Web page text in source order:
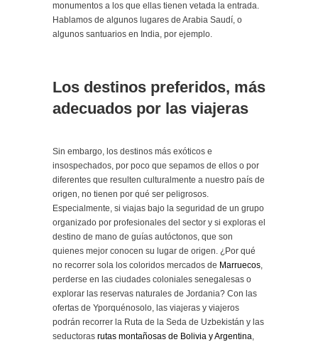
monumentos a los que ellas tienen vetada la entrada.
Hablamos de algunos lugares de Arabia Saudí, o
algunos santuarios en India, por ejemplo.
Los destinos preferidos, más
adecuados por las viajeras
Sin embargo, los destinos más exóticos e
insospechados, por poco que sepamos de ellos o por
diferentes que resulten culturalmente a nuestro país de
origen, no tienen por qué ser peligrosos.
Especialmente, si viajas bajo la seguridad de un grupo
organizado por profesionales del sector y si exploras el
destino de mano de guías autóctonos, que son
quienes mejor conocen su lugar de origen. ¿Por qué
no recorrer sola los coloridos mercados de Marruecos,
perderse en las ciudades coloniales senegalesas o
explorar las reservas naturales de Jordania? Con las
ofertas de Yporquénosolo, las viajeras y viajeros
podrán recorrer la Ruta de la Seda de Uzbekistán y las
seductoras rutas montañosas de Bolivia y Argentina,